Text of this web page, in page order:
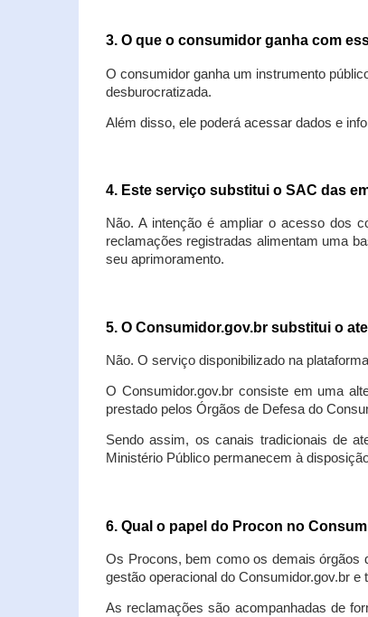
3. O que o consumidor ganha com
O consumidor ganha um instrumento
desburocratizada.
Além disso, ele poderá acessar dados e
4. Este serviço substitui o SAC das
Não. A intenção é ampliar o acesso dos
reclamações registradas alimentam uma
seu aprimoramento.
5. O Consumidor.gov.br substitui o
Não. O serviço disponibilizado na
O Consumidor.gov.br consiste em uma
prestado pelos Órgãos de Defesa do
Sendo assim, os canais tradicionais de
Ministério Público permanecem à
6. Qual o papel do Procon no
Os Procons, bem como os demais órgãos
gestão operacional do Consumidor.gov.br
As reclamações são acompanhadas de